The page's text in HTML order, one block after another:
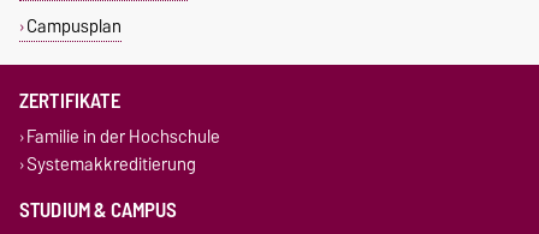
Campusplan
ZERTIFIKATE
Familie in der Hochschule
Systemakkreditierung
STUDIUM & CAMPUS